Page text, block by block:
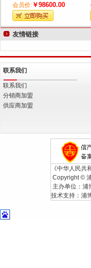
会员价:￥98600.00
友情链接
联系我们
联系我们
分销商加盟
供应商加盟
《中华人民共
Copyright ©
主办单位：浦
技术支持： 浦